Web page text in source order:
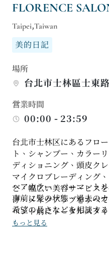
FLORENCE
Taipei,Taiwan
美的日記
場所
台北市士林區士東
営業時間
00:00 - 23:59
台北市士林区にあるフロ
ト、シャンプー、カラー
ディショニング、頭皮ク
マイクロブレーディング
ど、幅広い美容サービス
げ、メイクアップをすべ
ベント前にトータルスタ
です。
ヘアカラー、パーマ、ト
事前に髪の状態、過去の
希望の長さなどを相談す
エクステ、マイクロブレ
もっと見る